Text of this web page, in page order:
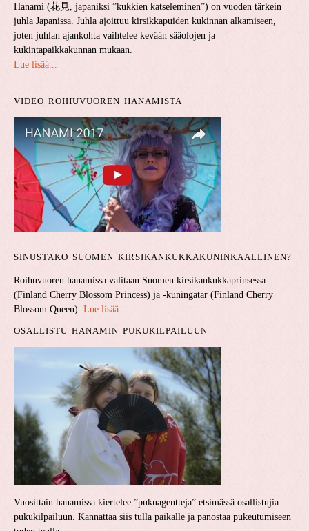
Hanami (花見, japaniksi ”kukkien katseleminen”) on vuoden tärkein
juhla Japanissa. Juhla ajoittuu kirsikkapuiden kukinnan alkamiseen,
joten juhlan ajankohta vaihtelee kevään sääolojen ja
kukintapaikkakunnan mukaan.
Lue lisää...
VIDEO ROIHUVUOREN HANAMISTA
SINUSTAKO SUOMEN KIRSIKANKUKKA­KUNINKAALLINEN?
Roihuvuoren hanamissa valitaan Suomen kirsikankukkaprinsessa
(Finland Cherry Blossom Princess) ja -kuningatar (Finland Cherry
Blossom Queen). Lue lisää...
OSALLISTU HANAMIN PUKUKILPAILUUN
Vuosittain hanamissa kiertelee ”pukuagentteja” etsimässä osallistujia
pukukilpailuun. Kannattaa siis tulla paikalle ja panostaa pukeutumiseen